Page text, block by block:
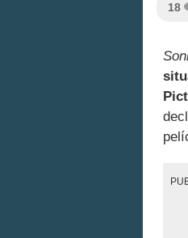
18